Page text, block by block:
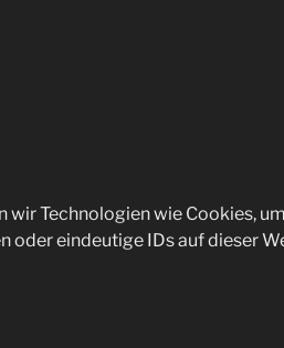
wir Technologien wie Cookies,
oder eindeutige IDs auf dieser